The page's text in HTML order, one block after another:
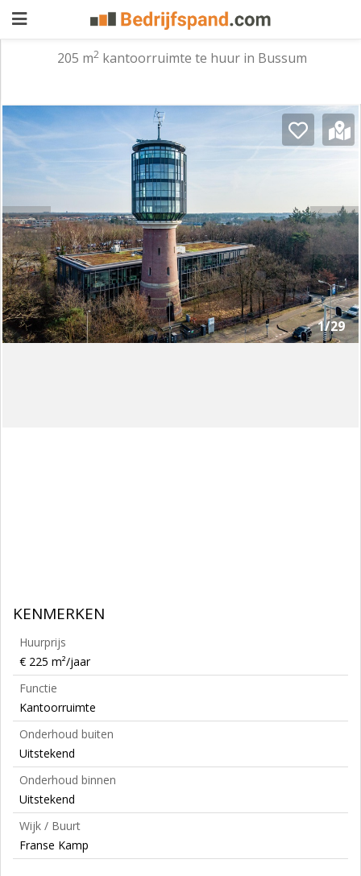
aanbieden
Pand
zoeken
Waarom
adverteren
Premium
adverteren
Blog
Registreren
Login
205 m2 kantoorruimte te huur in Bussum
1/29
KENMERKEN
Huurprijs
€ 225 m²/jaar
Functie
Kantoorruimte
Onderhoud buiten
Uitstekend
Onderhoud binnen
Uitstekend
Wijk / Buurt
Franse Kamp